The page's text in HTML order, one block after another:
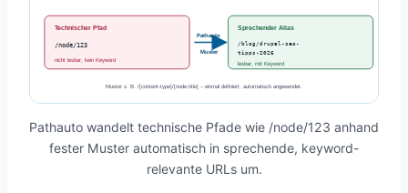
Technischer Pfad
/node/123
nicht lesbar, kein Keyword
Pathauto
Muster
Sprechender Alias
/blog/drupal-seo-
tipps-2026
lesbar, mit Keyword
Muster z. B. /[content-type]/[node:title] – einmal definiert, automatisch angewendet.
Pathauto wandelt technische Pfade wie /node/123 anhand
fester Muster automatisch in sprechende, keyword-
relevante URLs um.